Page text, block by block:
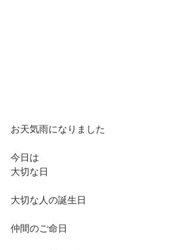
お天気雨になりました
今日は
大切な日
大切な人の誕生日
仲間のご命日